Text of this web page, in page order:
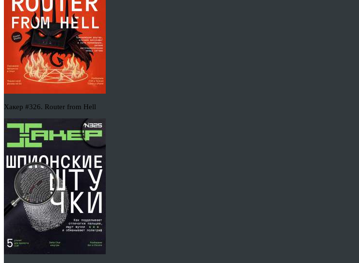
Хакер #326. Router from Hell